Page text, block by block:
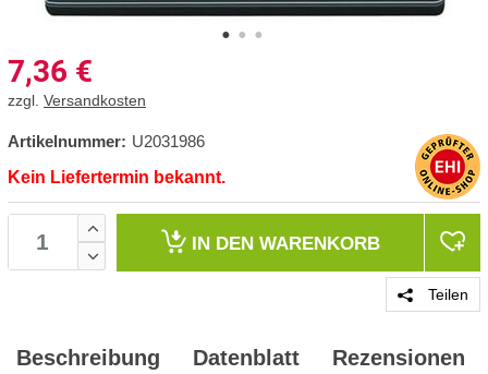
7,36 €
zzgl. Versandkosten
Artikelnummer: U2031986
Kein Liefertermin bekannt.
IN DEN WARENKORB
Teilen
Beschreibung Datenblatt Rezensionen